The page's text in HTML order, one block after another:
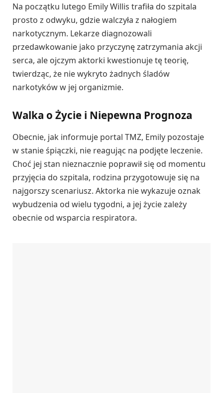
Na początku lutego Emily Willis trafiła do szpitala
prosto z odwyku, gdzie walczyła z nałogiem
narkotycznym. Lekarze diagnozowali
przedawkowanie jako przyczynę zatrzymania akcji
serca, ale ojczym aktorki kwestionuje tę teorię,
twierdząc, że nie wykryto żadnych śladów
narkotyków w jej organizmie.
Walka o Życie i Niepewna Prognoza
Obecnie, jak informuje portal TMZ, Emily pozostaje
w stanie śpiączki, nie reagując na podjęte leczenie.
Choć jej stan nieznacznie poprawił się od momentu
przyjęcia do szpitala, rodzina przygotowuje się na
najgorszy scenariusz. Aktorka nie wykazuje oznak
wybudzenia od wielu tygodni, a jej życie zależy
obecnie od wsparcia respiratora.